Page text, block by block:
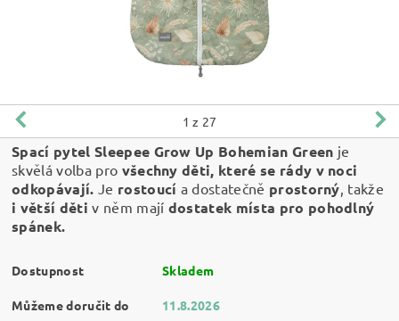
1 z 27
Spací pytel Sleepee Grow Up Bohemian Green je
skvělá volba pro všechny děti, které se rády v noci
odkopávají. Je rostoucí a dostatečně prostorný , takže
i větší děti v něm mají dostatek místa pro pohodlný
spánek.
Dostupnost Skladem
Můžeme doručit do 11.8.2026